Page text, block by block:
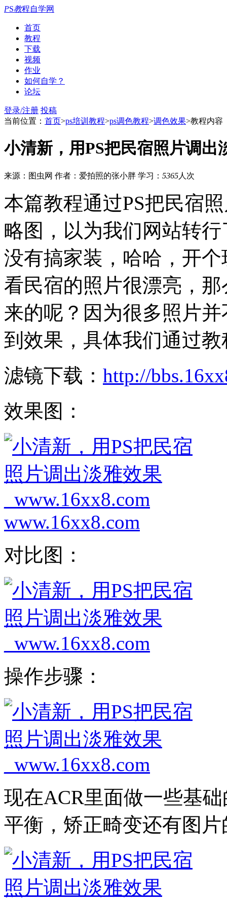
PS教程自学网
首页
教程
下载
视频
作业
如何自学？
论坛
登录/注册 投稿
当前位置： 首页>ps培训教程>ps调色教程>调色效果>教程内容
小清新，用PS把民宿照片调出
来源：图虫网 作者：爱拍照的张小胖 学习： 5365人次
本篇教程通过PS把民宿
略图，以为我们网站转
没有搞家装，哈哈，开
看民宿的照片很漂亮，
来的呢？因为很多照片
到效果，具体我们通过
滤镜下载： http://
效果图：
www.16xx8.com
对比图：
操作步骤：
现在ACR里面做一些基
平衡，矫正畸变还有图